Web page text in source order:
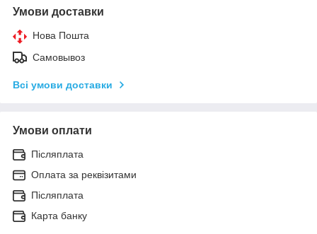
Умови доставки
Нова Пошта
Самовывоз
Всі умови доставки
Умови оплати
Післяплата
Оплата за реквізитами
Післяплата
Карта банку